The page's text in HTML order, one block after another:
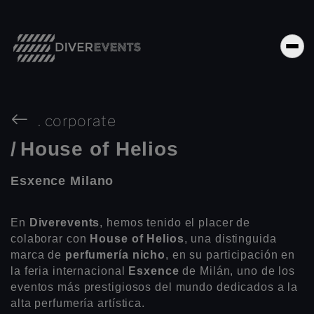
. corporate
/ House of Helios
Esxence Milano
En Diverevents, hemos tenido el placer de
colaborar con House of Helios, una distinguida
marca de perfumería nicho, en su participación en
la feria internacional
Esxence de Milán, uno de los
eventos más prestigiosos del mundo dedicados a la
alta perfumería artística.